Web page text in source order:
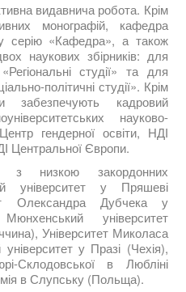
видавнича робота. Крім
монографій, кафедра
серію «Кафедра», а також
наукових збірників: для
студії» та для
політичні студії». Крім
забезпечують кадровий
науково-
гендерної освіти, НДІ
Центральної Європи.
з низкою закордонних
університет у Пряшеві
Олександра Дубчека у
університет
Університет Миколаса
у Празі (Чехія),
Склодовської в Любліні
в Слупську (Польща).